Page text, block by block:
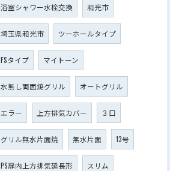
浴室シャワー水栓交換 和光市
埼玉県和光市 ツーホールタイプ
FSタイプ マイトーン
水無し両面焼グリル オートグリル
エラー 上方排気カバー ３口
グリル無水片面焼 無水片面 13号
PS扉内上方排気延長形 スリム